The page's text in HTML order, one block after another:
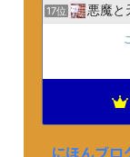
17位 悪魔と
にほんブロ